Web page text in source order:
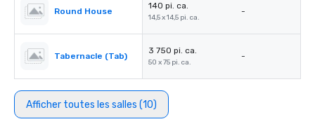
Round House
140 pi. ca.
14,5 x 14,5 pi. ca.
-
Tabernacle (Tab)
3 750 pi. ca.
50 x 75 pi. ca.
-
Afficher toutes les salles (10)